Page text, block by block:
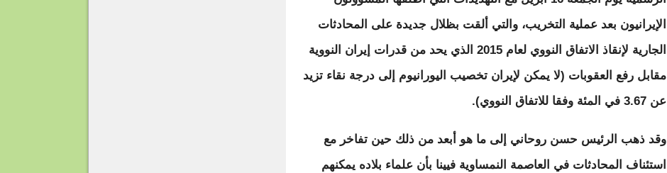
الإيرانيون بعد عملية التخريب، والتي ألقت بظلال جديدة على المحادثات
الجارية لإنقاذ الاتفاق النووي لعام 2015 الذي يحد من قدرات إيران النووية
مقابل رفع العقوبات (لا يمكن لإيران تخصيب اليورانيوم إلى درجة نقاء تزيد
عن 3.67 في المئة وفقا للاتفاق النووي).
وقد ذهب الرئيس حسن روحاني إلى ما هو أبعد من ذلك حين تفاخر مع
استئناف المحادثات في العاصمة النمساوية فيينا بأن علماء بلاده يمكنهم